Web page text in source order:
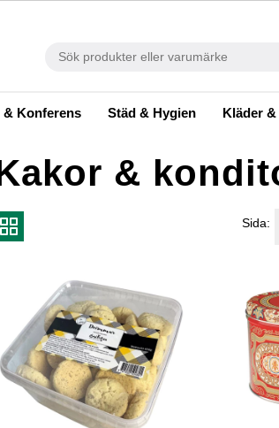
& Konferens Städ & Hygien Kläder
&
Sida: